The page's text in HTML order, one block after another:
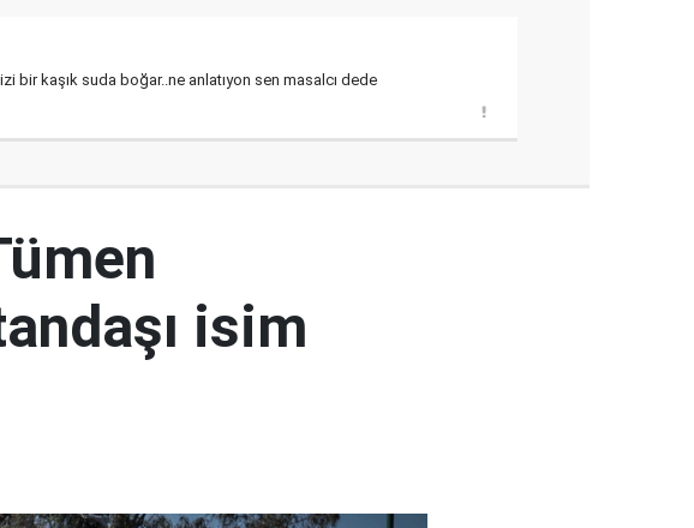
bir kaşık suda boğar..ne anlatıyon sen masalcı dede
isim